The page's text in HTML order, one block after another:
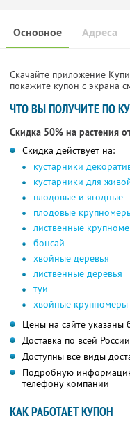
Основное Адреса
Скачайте приложение
покажите купон с экрана
ЧТО ВЫ ПОЛУЧИТЕ ПО
Скидка 50% на растения
Скидка действует на:
кустарники
кустарники для
плодовые и ягодные
плодовые
лиственные
бонсай
хвойные деревья
лиственные деревья
туи
хвойные крупномеры
Цены на сайте указаны
Доставка по всей России
Доступны все виды
Подробную
телефону компании
КАК РАБОТАЕТ КУПОН